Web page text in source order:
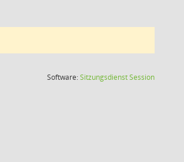
Software:SitzungsdienstSession(Wird in